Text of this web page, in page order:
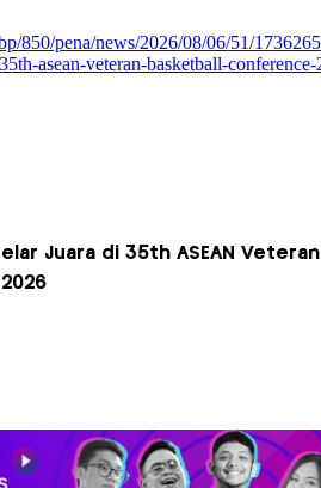
Juara di 35th ASEAN Veteran